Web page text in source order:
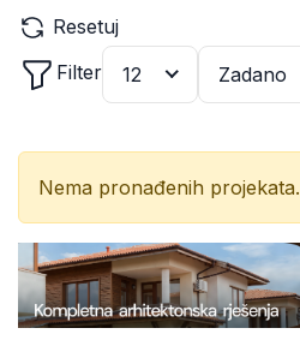
Resetuj
Filter
12 Zadano
Nema pronađenih projekata.